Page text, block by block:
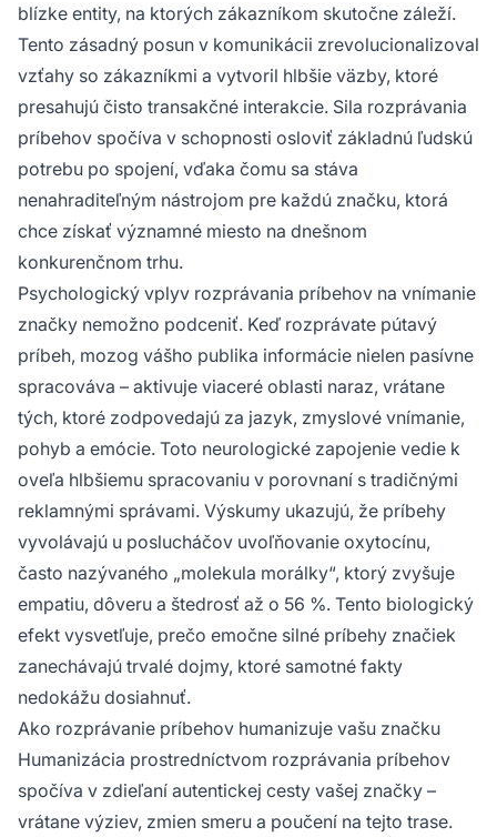
blízke entity, na ktorých zákazníkom skutočne záleží.
Tento zásadný posun v komunikácii zrevolucionalizoval
vzťahy so zákazníkmi a vytvoril hlbšie väzby, ktoré
presahujú čisto transakčné interakcie. Sila rozprávania
príbehov spočíva v schopnosti osloviť základnú ľudskú
potrebu po spojení, vďaka čomu sa stáva
nenahraditeľným nástrojom pre každú značku, ktorá
chce získať významné miesto na dnešnom
konkurenčnom trhu.
Psychologický vplyv rozprávania príbehov na vnímanie
značky nemožno podceniť. Keď rozprávate pútavý
príbeh, mozog vášho publika informácie nielen pasívne
spracováva – aktivuje viaceré oblasti naraz, vrátane
tých, ktoré zodpovedajú za jazyk, zmyslové vnímanie,
pohyb a emócie. Toto neurologické zapojenie vedie k
oveľa hlbšiemu spracovaniu v porovnaní s tradičnými
reklamnými správami. Výskumy ukazujú, že príbehy
vyvolávajú u poslucháčov uvoľňovanie oxytocínu,
často nazývaného „molekula morálky“, ktorý zvyšuje
empatiu, dôveru a štedrosť až o 56 %. Tento biologický
efekt vysvetľuje, prečo emočne silné príbehy značiek
zanechávajú trvalé dojmy, ktoré samotné fakty
nedokážu dosiahnuť.
Ako rozprávanie príbehov humanizuje vašu značku
Humanizácia prostredníctvom rozprávania príbehov
spočíva v zdieľaní autentickej cesty vašej značky –
vrátane výziev, zmien smeru a poučení na tejto trase.